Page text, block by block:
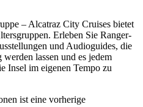
– Alcatraz City Cruises bietet
Erleben Sie Ranger-
und Audioguides, die
lassen und es jedem
Insel im eigenen Tempo zu
ist eine vorherige